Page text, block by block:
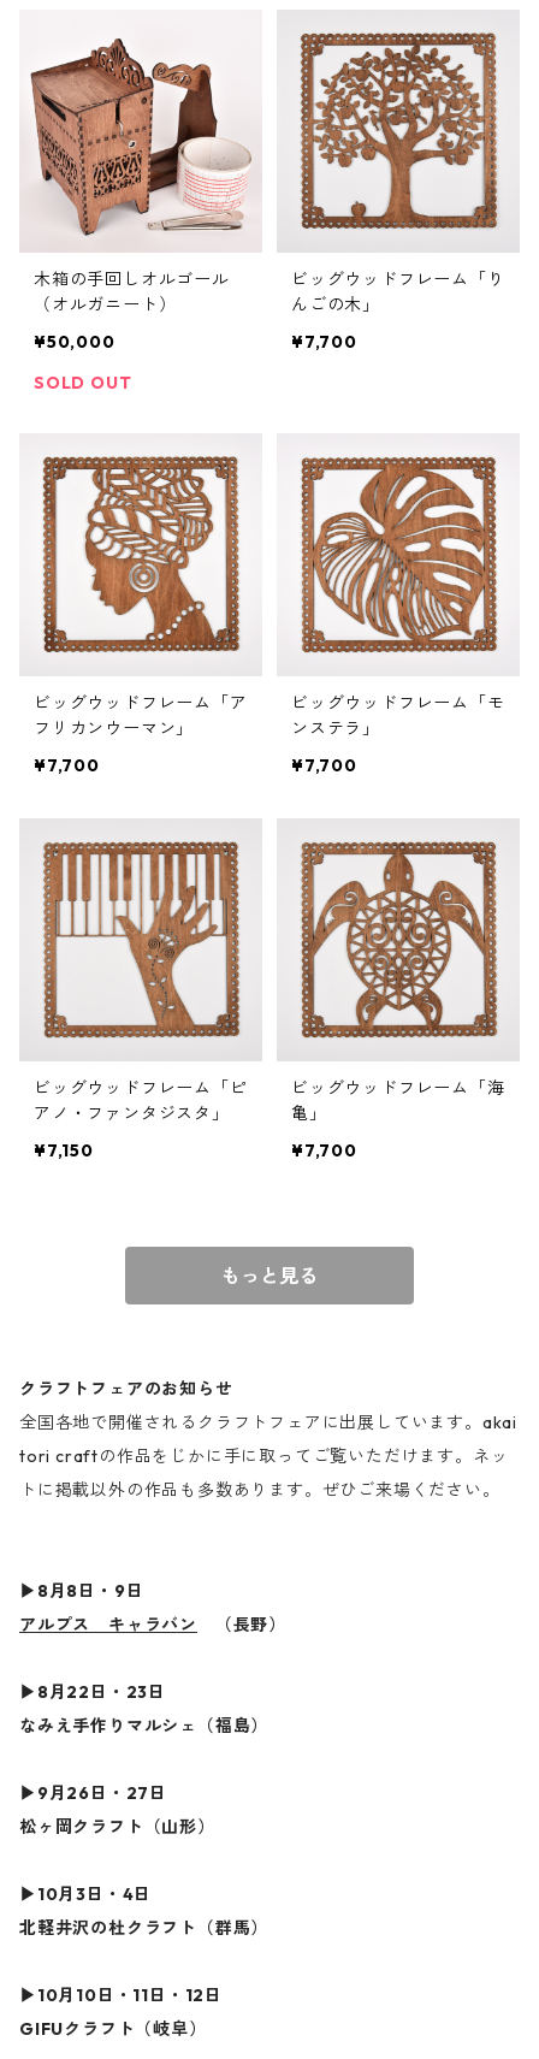
木箱の手回しオルゴール
（オルガニート）
¥50,000
SOLD OUT
ビッグウッドフレーム「り
んごの木」
¥7,700
ビッグウッドフレーム「ア
フリカンウーマン」
¥7,700
ビッグウッドフレーム「モ
ンステラ」
¥7,700
ビッグウッドフレーム「ピ
アノ・ファンタジスタ」
¥7,150
ビッグウッドフレーム「海
亀」
¥7,700
もっと見る
クラフトフェアのお知らせ
全国各地で開催されるクラフトフェアに出展しています。akai
tori craftの作品をじかに手に取ってご覧いただけます。ネッ
トに掲載以外の作品も多数あります。ぜひご来場ください。
▶︎8月8日・9日
アルプス キャラバン
（長野）
▶︎8月22日・23日
なみえ手作りマルシェ（福島）
▶︎9月26日・27日
松ヶ岡クラフト（山形）
▶︎10月3日・4日
北軽井沢の杜クラフト（群馬）
▶︎10月10日・11日・12日
GIFUクラフト（岐阜）